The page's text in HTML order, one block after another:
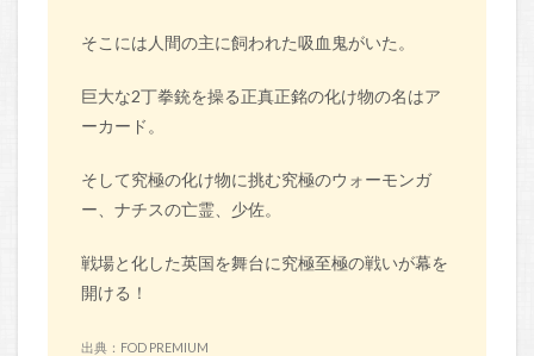
そこには人間の主に飼われた吸血鬼がいた。
巨大な2丁拳銃を操る正真正銘の化け物の名はア
ーカード。
そして究極の化け物に挑む究極のウォーモンガ
ー、ナチスの亡霊、少佐。
戦場と化した英国を舞台に究極至極の戦いが幕を
開ける！
出典：FOD PREMIUM